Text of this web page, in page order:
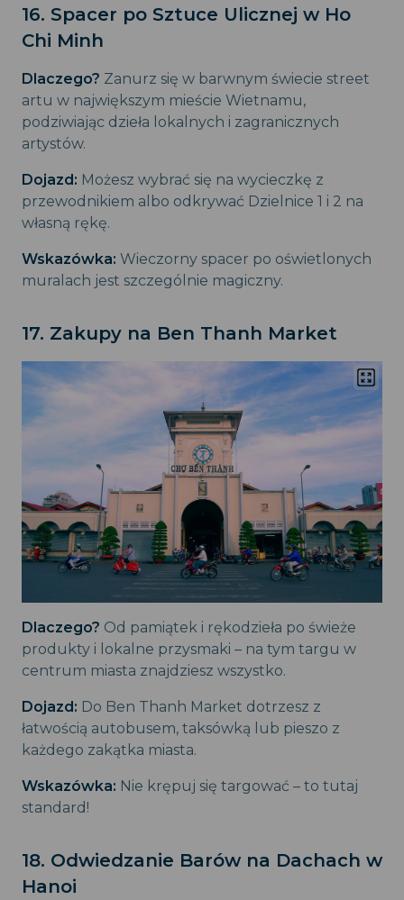
16. Spacer po Sztuce Ulicznej w Ho
Chi Minh
Dlaczego? Zanurz się w barwnym świecie street
artu w największym mieście Wietnamu,
podziwiając dzieła lokalnych i zagranicznych
artystów.
Dojazd: Możesz wybrać się na wycieczkę z
przewodnikiem albo odkrywać Dzielnice 1 i 2 na
własną rękę.
Wskazówka: Wieczorny spacer po oświetlonych
muralach jest szczególnie magiczny.
17. Zakupy na Ben Thanh Market
Dlaczego? Od pamiątek i rękodzieła po świeże
produkty i lokalne przysmaki – na tym targu w
centrum miasta znajdziesz wszystko.
Dojazd: Do Ben Thanh Market dotrzesz z
łatwością autobusem, taksówką lub pieszo z
każdego zakątka miasta.
Wskazówka: Nie krępuj się targować – to tutaj
standard!
18. Odwiedzanie Barów na Dachach w
Hanoi